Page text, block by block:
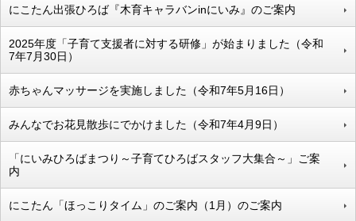
にこたん出張ひろば『木育キャラバンinにいみ』のご案内
2025年度「子育て支援者に対する研修」が始まりました（令和
7年7月30日）
赤ちゃんマッサージを実施しました（令和7年5月16日）
みんなでお花見散歩にでかけました（令和7年4月9日）
「にいみひろばまつり～子育てひろばスタッフ大集合～」ご案
内
にこたん「ほっこりタイム」のご案内（1月）のご案内